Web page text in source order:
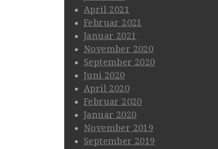
April 2021
Februar 2021
Januar 2021
November 2020
September 2020
Juni 2020
April 2020
Februar 2020
Januar 2020
November 2019
September 2019